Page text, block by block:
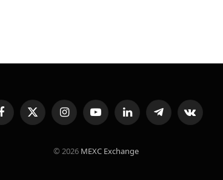
FacebookX
(Twitter)
InstagramYouTubeLinkedInTelegramVKontakte
© 2026 MEXC Exchange